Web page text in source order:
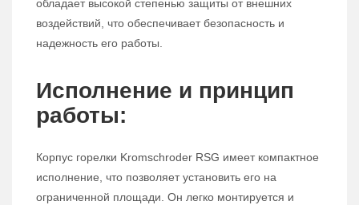
обладает высокой степенью защиты от внешних
воздействий, что обеспечивает безопасность и
надежность его работы.
Исполнение и принцип
работы:
Корпус горелки Kromschroder RSG имеет компактное
исполнение, что позволяет установить его на
ограниченной площади. Он легко монтируется и